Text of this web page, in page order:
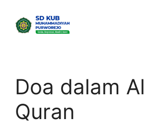
content
Doa dalam Al
Quran